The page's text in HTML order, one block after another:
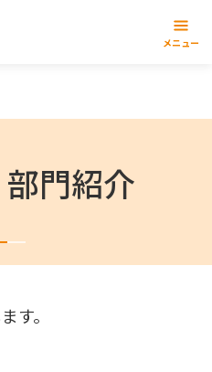
メニュー
門紹介
す。